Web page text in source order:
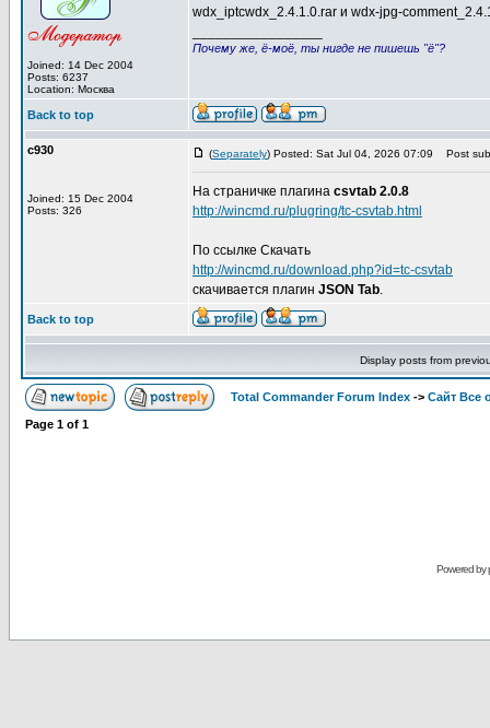
Joined: 14 Dec 2004
Posts: 6237
Location: Москва
wdx_iptcwdx_2.4.1.0.rar и wdx-jpg-
Почему же, ё-моё, ты нигде не пишешь "ё"?
Back to top
c930
Joined: 15 Dec 2004
Posts: 326
(Separately) Posted: Sat Jul 04, 2026 07:09 Post
На страничке плагина csvtab 2.0.8
http://wincmd.ru/plugring/tc-csvtab.html
По ссылке Скачать
http://wincmd.ru/download.php?id=tc-csvtab
скачивается плагин JSON Tab.
Back to top
Display posts from
Total Commander Forum Index -> Сайт Все
Page 1 of 1
Powered by